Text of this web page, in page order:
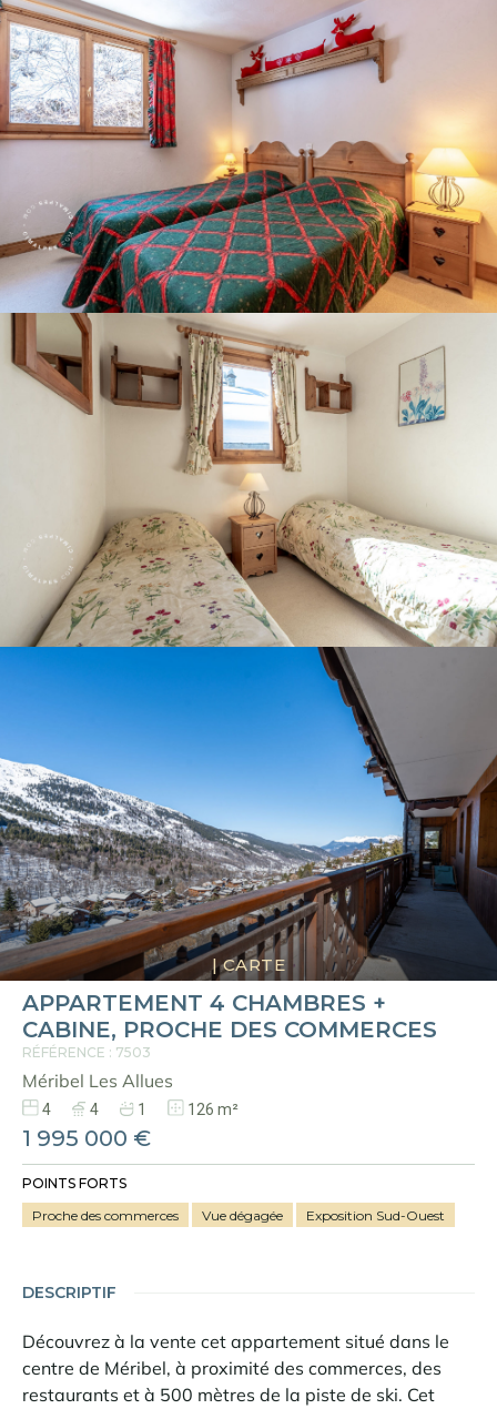
APPARTEMENT 4 CHAMBRES +
CABINE, PROCHE DES COMMERCES
RÉFÉRENCE : 7503
Méribel Les Allues
|CARTE
4 4 1 126 m²
1 995 000 €
POINTS FORTS
Proche des commerces
Vue dégagée Exposition Sud-Ouest
DESCRIPTIF
Découvrez à la vente cet appartement situé dans le
centre de Méribel, à proximité des commerces, des
restaurants et à 500 mètres de la piste de ski. Cet